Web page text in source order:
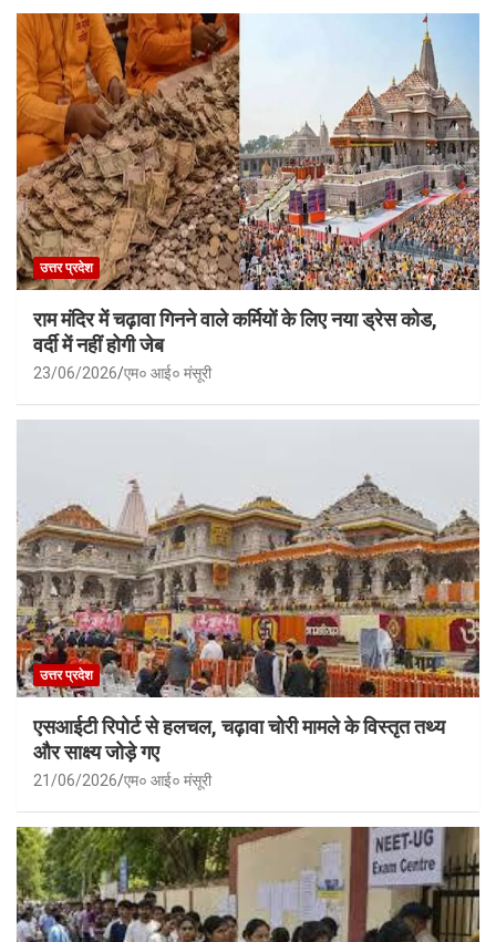
उत्तर प्रदेश
राम मंदिर में चढ़ावा गिनने वाले कर्मियों के लिए नया ड्रेस कोड,
वर्दी में नहीं होगी जेब
23/06/2026 एम० आई० मंसूरी
उत्तर प्रदेश
एसआईटी रिपोर्ट से हलचल, चढ़ावा चोरी मामले के विस्तृत तथ्य
और साक्ष्य जोड़े गए
21/06/2026 एम० आई० मंसूरी